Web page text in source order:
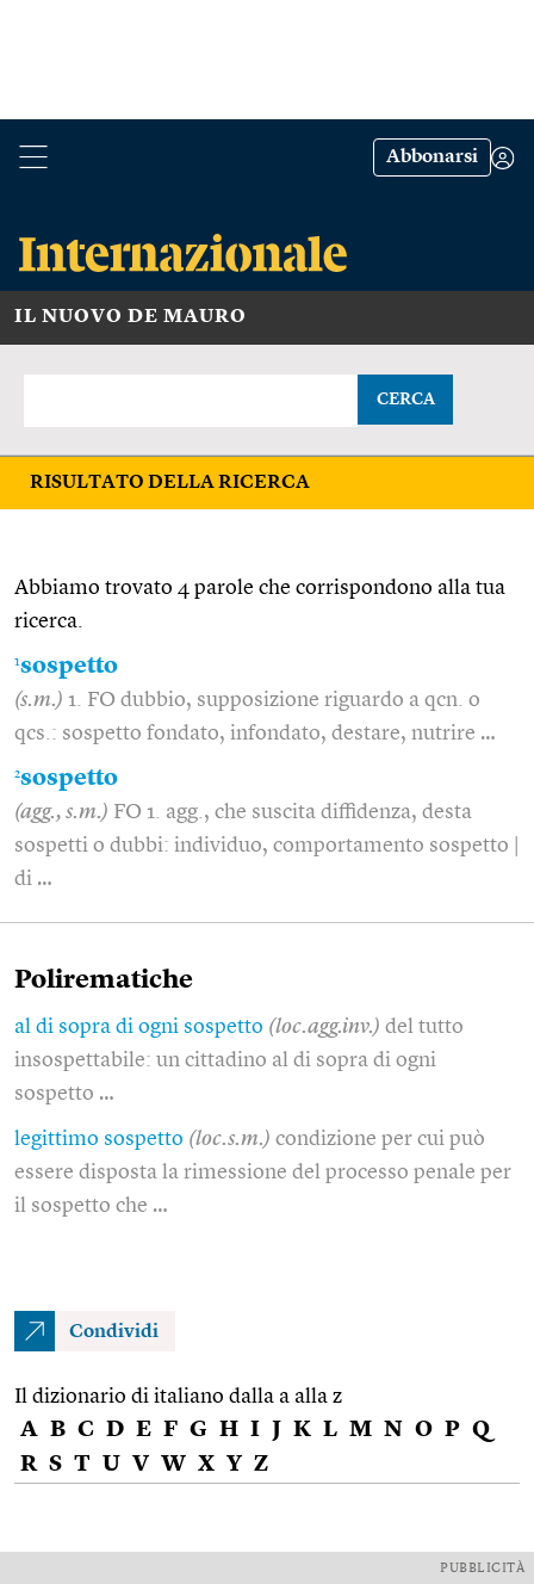
Abbonarsi
IL NUOVO DE MAURO
CERCA
RISULTATO DELLA RICERCA
Abbiamo trovato 4 parole che corrispondono alla tua
ricerca.
1sospetto
(s.m.) 1. FO dubbio, supposizione riguardo a qcn. o
qcs.: sospetto fondato, infondato, destare, nutrire …
2sospetto
(agg., s.m.) FO 1. agg., che suscita diffidenza, desta
sospetti o dubbi: individuo, comportamento sospetto |
di …
Polirematiche
al di sopra di ogni sospetto (loc.agg.inv.) del tutto
insospettabile: un cittadino al di sopra di ogni
sospetto …
legittimo sospetto (loc.s.m.) condizione per cui può
essere disposta la rimessione del processo penale per
il sospetto che …
Condividi
Il dizionario di italiano dalla a alla z
A B C D E F G H I J K L M N O P Q
R S T U V W X Y Z
PUBBLICITÀ